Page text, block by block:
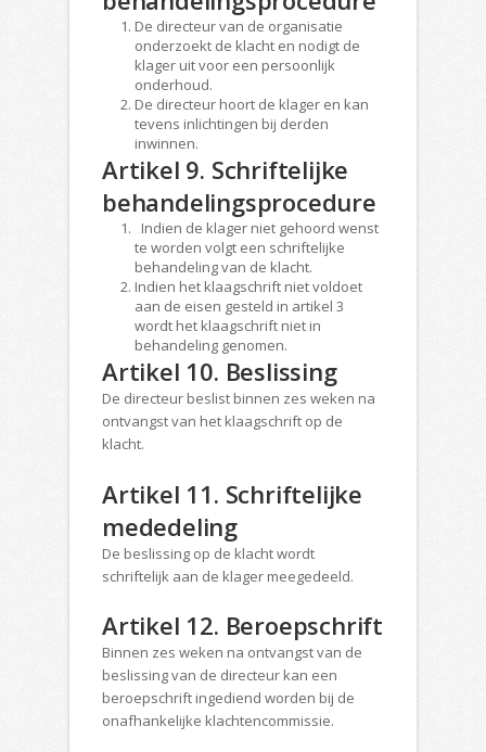
De directeur van de organisatie
onderzoekt de klacht en nodigt de
klager uit voor een persoonlijk
onderhoud.
De directeur hoort de klager en kan
tevens inlichtingen bij derden
inwinnen.
Artikel 9. Schriftelijke
behandelingsprocedure
Indien de klager niet gehoord wenst
te worden volgt een schriftelijke
behandeling van de klacht.
Indien het klaagschrift niet voldoet
aan de eisen gesteld in artikel 3
wordt het klaagschrift niet in
behandeling genomen.
Artikel 10. Beslissing
De directeur beslist binnen zes weken na
ontvangst van het klaagschrift op de
klacht.
Artikel 11. Schriftelijke
mededeling
De beslissing op de klacht wordt
schriftelijk aan de klager meegedeeld.
Artikel 12. Beroepschrift
Binnen zes weken na ontvangst van de
beslissing van de directeur kan een
beroepschrift ingediend worden bij de
onafhankelijke klachtencommissie.